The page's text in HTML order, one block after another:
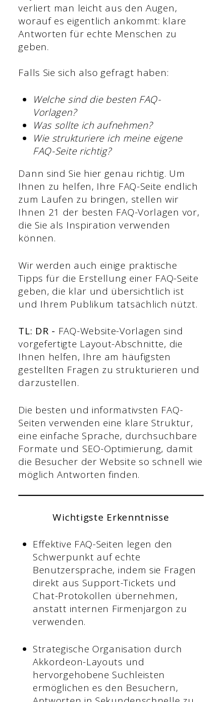
verliert man leicht aus den Augen,
worauf es eigentlich ankommt: klare
Antworten für echte Menschen zu
geben.
Falls Sie sich also gefragt haben:
Welche sind die besten FAQ-
Vorlagen?
Was sollte ich aufnehmen?
Wie strukturiere ich meine eigene
FAQ-Seite richtig?
Dann sind Sie hier genau richtig. Um
Ihnen zu helfen, Ihre FAQ-Seite endlich
zum Laufen zu bringen, stellen wir
Ihnen 21 der besten FAQ-Vorlagen vor,
die Sie als Inspiration verwenden
können.
Wir werden auch einige praktische
Tipps für die Erstellung einer FAQ-Seite
geben, die klar und übersichtlich ist
und Ihrem Publikum tatsächlich nützt.
TL: DR - FAQ-Website-Vorlagen sind
vorgefertigte Layout-Abschnitte, die
Ihnen helfen, Ihre am häufigsten
gestellten Fragen zu strukturieren und
darzustellen.
Die besten und informativsten FAQ-
Seiten verwenden eine klare Struktur,
eine einfache Sprache, durchsuchbare
Formate und SEO-Optimierung, damit
die Besucher der Website so schnell wie
möglich Antworten finden.
Wichtigste Erkenntnisse
Effektive FAQ-Seiten legen den
Schwerpunkt auf echte
Benutzersprache, indem sie Fragen
direkt aus Support-Tickets und
Chat-Protokollen übernehmen,
anstatt internen Firmenjargon zu
verwenden.
Strategische Organisation durch
Akkordeon-Layouts und
hervorgehobene Suchleisten
ermöglichen es den Besuchern,